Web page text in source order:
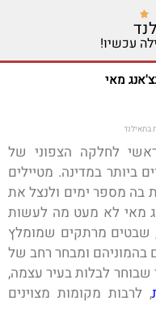

עכשיו!
מאי
בתאילנד
לחלקה הצפוני של
ביותר במדינה. מטיילים
בה מספר ימים ולנצל את
מאי לא מעט מה לעשות
שבטים מרתקים שמומלץ
בהמוניהם ומבחר רחב של
שבוחר לבלות בעיר עצמה,
, לרבות מקומות מצוינים